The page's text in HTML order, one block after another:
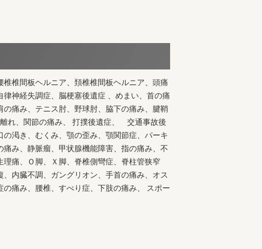
椎間板ヘルニア、頚椎椎間板ヘルニア、頭痛
律神経失調症、脳梗塞後遺症 、めまい、首の痛
痛み、テニス肘、野球肘、脇下の痛み、腱鞘
れ、関節の痛み、 打撲後遺症、 交通事故後
き、むくみ、顎の歪み、顎関節症、パーキ
み、静脈瘤、甲状腺機能障害、指の痛み、不
痛、Ｏ脚、Ｘ脚、脊椎側彎症、脊柱管狭窄
内臓不調、ガングリオン、手首の痛み、オス
痛み、腰椎、すべり症、下肢の痛み、 スポー